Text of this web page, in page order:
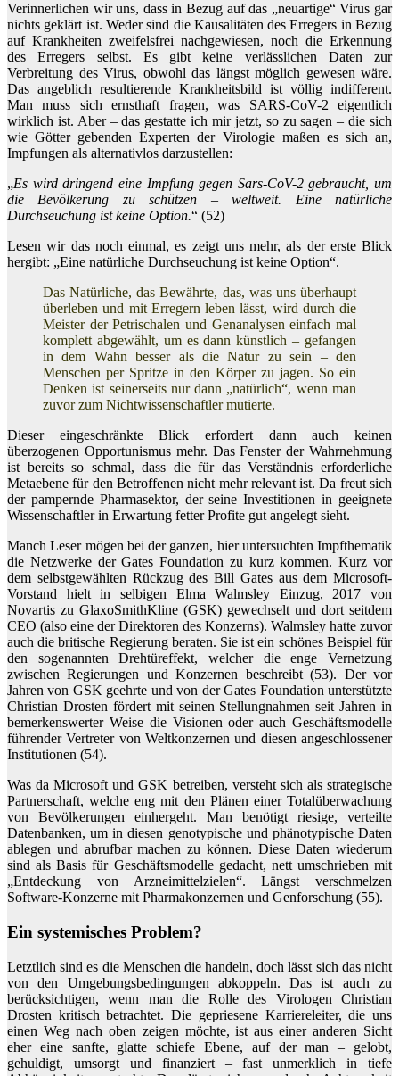
Verinnerlichen wir uns, dass in Bezug auf das „neuartige“ Virus gar
nichts geklärt ist. Weder sind die Kausalitäten des Erregers in Bezug
auf Krankheiten zweifelsfrei nachgewiesen, noch die Erkennung
des Erregers selbst. Es gibt keine verlässlichen Daten zur
Verbreitung des Virus, obwohl das längst möglich gewesen wäre.
Das angeblich resultierende Krankheitsbild ist völlig indifferent.
Man muss sich ernsthaft fragen, was SARS-CoV-2 eigentlich
wirklich ist. Aber – das gestatte ich mir jetzt, so zu sagen – die sich
wie Götter gebenden Experten der Virologie maßen es sich an,
Impfungen als alternativlos darzustellen:
„Es wird dringend eine Impfung gegen Sars-CoV-2 gebraucht, um
die Bevölkerung zu schützen – weltweit. Eine natürliche
Durchseuchung ist keine Option.“ (52)
Lesen wir das noch einmal, es zeigt uns mehr, als der erste Blick
hergibt: „Eine natürliche Durchseuchung ist keine Option“.
Das Natürliche, das Bewährte, das, was uns überhaupt
überleben und mit Erregern leben lässt, wird durch die
Meister der Petrischalen und Genanalysen einfach mal
komplett abgewählt, um es dann künstlich – gefangen
in dem Wahn besser als die Natur zu sein – den
Menschen per Spritze in den Körper zu jagen. So ein
Denken ist seinerseits nur dann „natürlich“, wenn man
zuvor zum Nichtwissenschaftler mutierte.
Dieser eingeschränkte Blick erfordert dann auch keinen
überzogenen Opportunismus mehr. Das Fenster der Wahrnehmung
ist bereits so schmal, dass die für das Verständnis erforderliche
Metaebene für den Betroffenen nicht mehr relevant ist. Da freut sich
der pampernde Pharmasektor, der seine Investitionen in geeignete
Wissenschaftler in Erwartung fetter Profite gut angelegt sieht.
Manch Leser mögen bei der ganzen, hier untersuchten Impfthematik
die Netzwerke der Gates Foundation zu kurz kommen. Kurz vor
dem selbstgewählten Rückzug des Bill Gates aus dem Microsoft-
Vorstand hielt in selbigen Elma Walmsley Einzug, 2017 von
Novartis zu GlaxoSmithKline (GSK) gewechselt und dort seitdem
CEO (also eine der Direktoren des Konzerns). Walmsley hatte zuvor
auch die britische Regierung beraten. Sie ist ein schönes Beispiel für
den sogenannten Drehtüreffekt, welcher die enge Vernetzung
zwischen Regierungen und Konzernen beschreibt (53). Der vor
Jahren von GSK geehrte und von der Gates Foundation unterstützte
Christian Drosten fördert mit seinen Stellungnahmen seit Jahren in
bemerkenswerter Weise die Visionen oder auch Geschäftsmodelle
führender Vertreter von Weltkonzernen und diesen angeschlossener
Institutionen (54).
Was da Microsoft und GSK betreiben, versteht sich als strategische
Partnerschaft, welche eng mit den Plänen einer Totalüberwachung
von Bevölkerungen einhergeht. Man benötigt riesige, verteilte
Datenbanken, um in diesen genotypische und phänotypische Daten
ablegen und abrufbar machen zu können. Diese Daten wiederum
sind als Basis für Geschäftsmodelle gedacht, nett umschrieben mit
„Entdeckung von Arzneimittelzielen“. Längst verschmelzen
Software-Konzerne mit Pharmakonzernen und Genforschung (55).
Ein systemisches Problem?
Letztlich sind es die Menschen die handeln, doch lässt sich das nicht
von den Umgebungsbedingungen abkoppeln. Das ist auch zu
berücksichtigen, wenn man die Rolle des Virologen Christian
Drosten kritisch betrachtet. Die gepriesene Karriereleiter, die uns
einen Weg nach oben zeigen möchte, ist aus einer anderen Sicht
eher eine sanfte, glatte schiefe Ebene, auf der man – gelobt,
gehuldigt, umsorgt und finanziert – fast unmerklich in tiefe